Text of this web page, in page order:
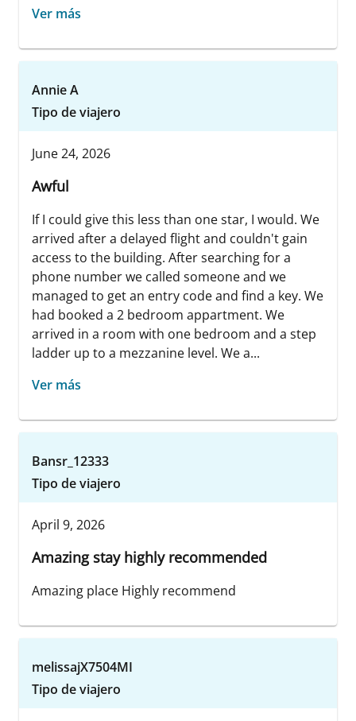
Ver más
Annie A
Tipo de viajero
June 24, 2026
Awful
If I could give this less than one star, I would. We
arrived after a delayed flight and couldn't gain
access to the building. After searching for a
phone number we called someone and we
managed to get an entry code and find a key. We
had booked a 2 bedroom appartment. We
arrived in a room with one bedroom and a step
ladder up to a mezzanine level. We a...
Ver más
Bansr_12333
Tipo de viajero
April 9, 2026
Amazing stay highly recommended
Amazing place Highly recommend
melissajX7504MI
Tipo de viajero